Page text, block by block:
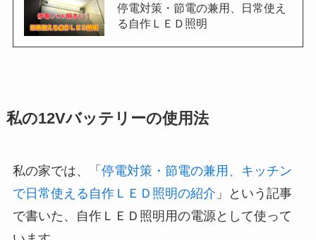
停電対策・節電の兼用、日常使え
る自作ＬＥＤ照明
私の12Vバッテリーの使用法
私の家では、「 停電対策・節電の兼用、キッチン
で日常使える自作ＬＥＤ照明の紹介 」という記事
で書いた、自作ＬＥＤ照明用の電源として使って